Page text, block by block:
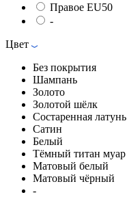
Правое EU50
-
Цвет
Без покрытия
Шампань
Золото
Золотой шёлк
Состаренная латунь
Сатин
Белый
Тёмный титан муар
Матовый белый
Матовый чёрный
-